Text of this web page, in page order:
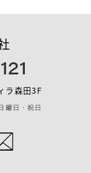
ラ森田3F
日・祝日